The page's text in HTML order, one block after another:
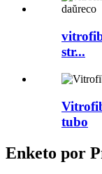
str...
tubo
Enketo por